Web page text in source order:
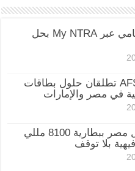
عودة خدمة أرقامي عبر My NTRA بحل
Mastercard وAFS تطلقان حلول بطاقات
في مصر والإمارات
vivo Y500 يصل مصر ببطارية 8100 مللي
بلا توقف